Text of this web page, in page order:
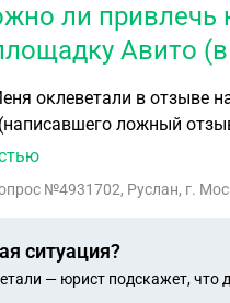
ли привлечь
Авито
в отзыве на Авито. Авито
ложный
№4931702, Руслан, г.
ситуация?
— юрист подскажет, что